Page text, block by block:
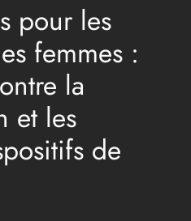
pour les
femmes :
la
et les
de